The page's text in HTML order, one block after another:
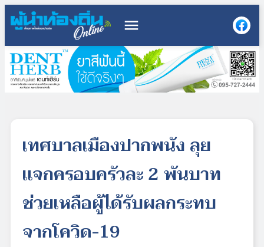
menu
เทศบาลเมืองปากพนัง ลุย
แจกครอบครัวละ 2 พันบาท
ช่วยเหลือผู้ได้รับผลกระทบ
จากโควิด-19